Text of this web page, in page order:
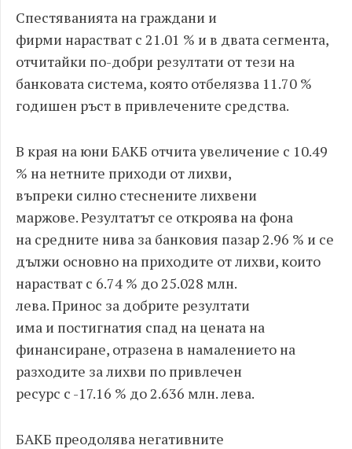
Спестяванията на граждани и
фирми нарастват с 21.01 % и в двата сегмента,
отчитайки по-добри резултати от тези на
банковата система, която отбелязва 11.70 %
годишен ръст в привлечените средства.
В края на юни БАКБ отчита увеличение с 10.49
% на нетните приходи от лихви,
въпреки силно стеснените лихвени
маржове. Резултатът се откроява на фона
на средните нива за банковия пазар 2.96 % и се
дължи основно на приходите от лихви, които
нарастват с 6.74 % до 25.028 млн.
лева. Принос за добрите резултати
има и постигнатия спад на цената на
финансиране, отразена в намалението на
разходите за лихви по привлечен
ресурс с -17.16 % до 2.636 млн. лева.
БАКБ преодолява негативните